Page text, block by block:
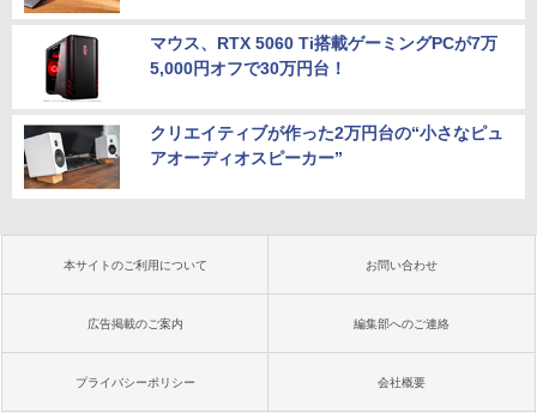
マウス、RTX 5060 Ti搭載ゲーミングPCが7万
5,000円オフで30万円台！
クリエイティブが作った2万円台の“小さなピュ
アオーディオスピーカー”
本サイトのご利用について お問い合わせ
広告掲載のご案内 編集部へのご連絡
プライバシーポリシー 会社概要